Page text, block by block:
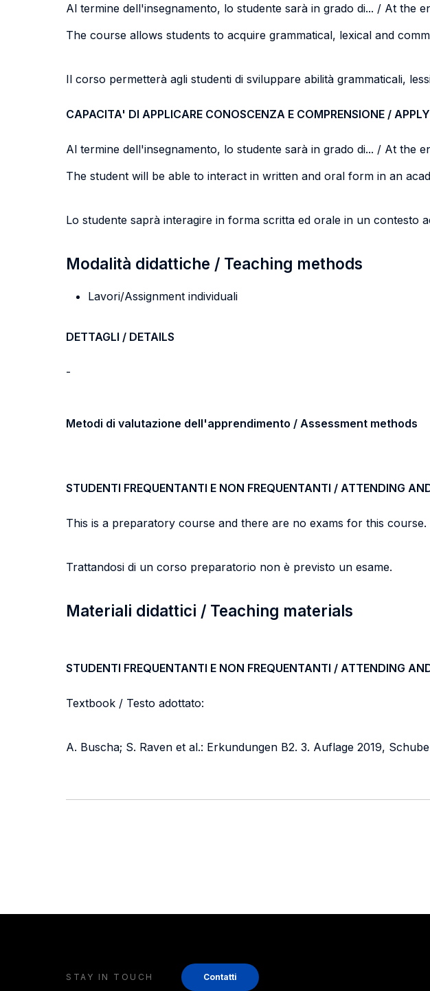
Al termine dell'insegnamento, lo studente sarà in grado di... / At the
The course allows students to acquire grammatical, lexical and
Il corso permetterà agli studenti di sviluppare abilità grammaticali,
CAPACITA' DI APPLICARE CONOSCENZA E COMPRENSIONE /
Al termine dell'insegnamento, lo studente sarà in grado di... / At the
The student will be able to interact in written and oral form in an
Lo studente saprà interagire in forma scritta ed orale in un contesto
Modalità didattiche / Teaching methods
Lavori/Assignment individuali
DETTAGLI / DETAILS
-
Metodi di valutazione dell'apprendimento / Assessment methods
STUDENTI FREQUENTANTI E NON FREQUENTANTI / ATTENDING
This is a preparatory course and there are no exams for this course.
Trattandosi di un corso preparatorio non è previsto un esame.
Materiali didattici / Teaching materials
STUDENTI FREQUENTANTI E NON FREQUENTANTI / ATTENDING
Textbook / Testo adottato:
A. Buscha; S. Raven et al.: Erkundungen B2. 3. Auflage 2019,
STAY IN TOUCH Contatti